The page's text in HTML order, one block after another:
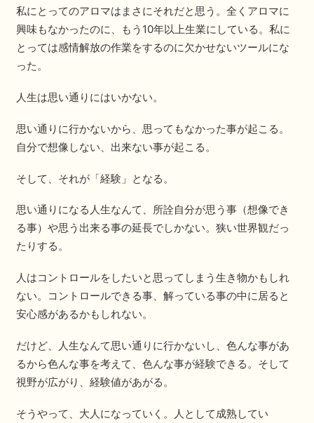
私にとってのアロマはまさにそれだと思う。全くアロマに
興味もなかったのに、もう10年以上生業にしている。私に
とっては感情解放の作業をするのに欠かせないツールにな
った。
人生は思い通りにはいかない。
思い通りに行かないから、思ってもなかった事が起こる。
自分で想像しない、出来ない事が起こる。
そして、それが「経験」となる。
思い通りになる人生なんて、所詮自分が思う事（想像でき
る事）や思う出来る事の延長でしかない。狭い世界観だっ
たりする。
人はコントロールをしたいと思ってしまう生き物かもしれ
ない。コントロールできる事、解っている事の中に居ると
安心感があるかもしれない。
だけど、人生なんて思い通りに行かないし、色んな事があ
るから色んな事を考えて、色んな事が経験できる。そして
視野が広がり、経験値があがる。
そうやって、大人になっていく。人として成熟してい